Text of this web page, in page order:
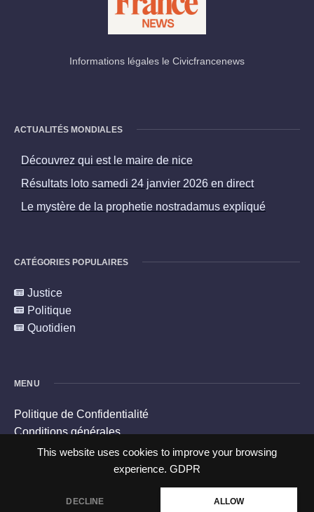
This website uses cookies to improve your browsing
experience. GDPR
DECLINE ALLOW
Informations légales le Civicfrancenews
ACTUALITÉS MONDIALES
Découvrez qui est le maire de nice
Résultats loto samedi 24 janvier 2026 en direct
Le mystère de la prophetie nostradamus expliqué
CATÉGORIES POPULAIRES
Justice
Politique
Quotidien
MENU
Politique de Confidentialité
Conditions générales
Politique en matière de cookies